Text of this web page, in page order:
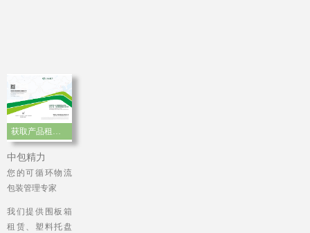
获取产品租赁手册
中包精力
您的可循环物流
包装管理专家
我们提供围板箱
租赁、塑料托盘